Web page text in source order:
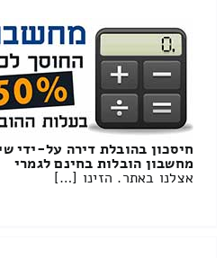
חיסכון בהובלת דירה על-ידי
מחשבון הובלות בחינם לגמרי
אצלנו באתר. הזינו […]